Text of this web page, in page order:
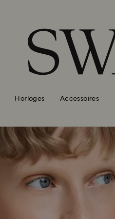
Horloges Accessoires